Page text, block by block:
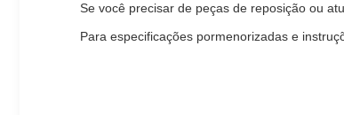
Se você precisar de peças de reposição ou
Para especificações pormenorizadas e